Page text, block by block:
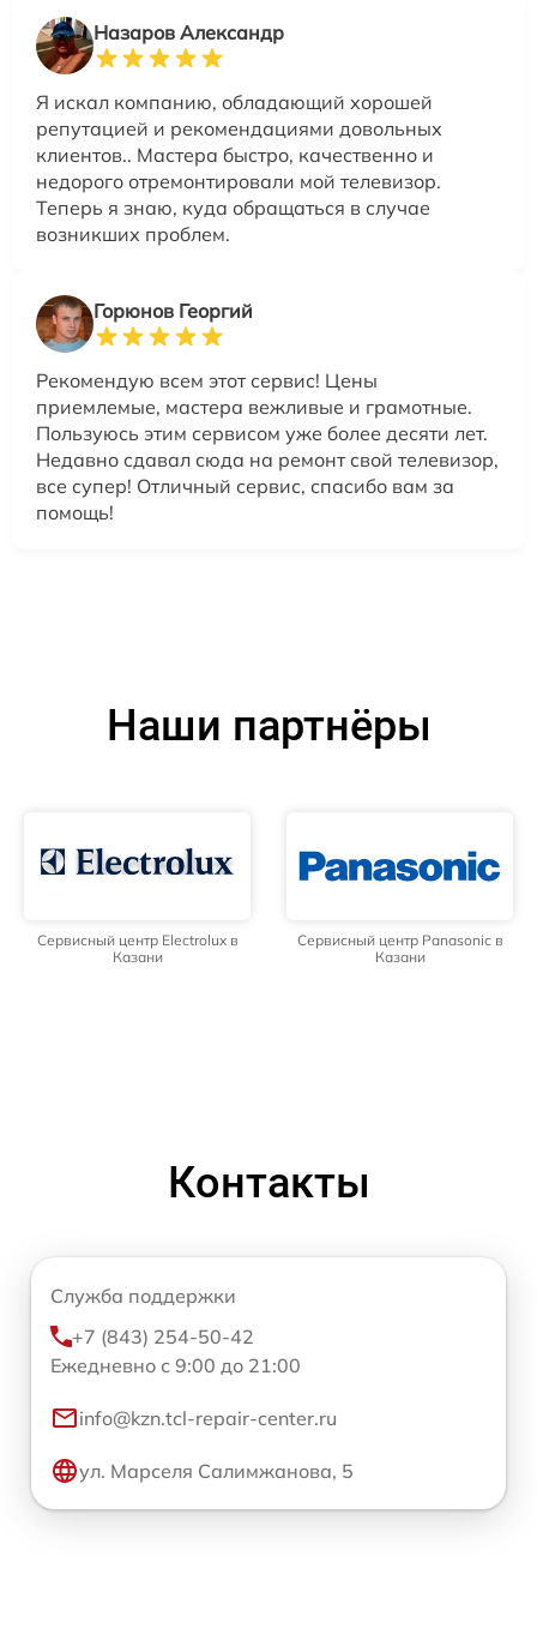
Назаров Александр
Я искал компанию, обладающий хорошей
репутацией и рекомендациями довольных
клиентов.. Мастера быстро, качественно и
недорого отремонтировали мой телевизор.
Теперь я знаю, куда обращаться в случае
возникших проблем.
Горюнов Георгий
Рекомендую всем этот сервис! Цены
приемлемые, мастера вежливые и грамотные.
Пользуюсь этим сервисом уже более десяти лет.
Недавно сдавал сюда на ремонт свой телевизор,
все супер! Отличный сервис, спасибо вам за
помощь!
Наши партнёры
Сервисный центр Electrolux в
Казани
Сервисный центр Panasonic в
Казани
Контакты
Служба поддержки
+7 (843) 254-50-42
Ежедневно с 9:00 до 21:00
info@kzn.tcl-repair-center.ru
ул. Марселя Салимжанова, 5